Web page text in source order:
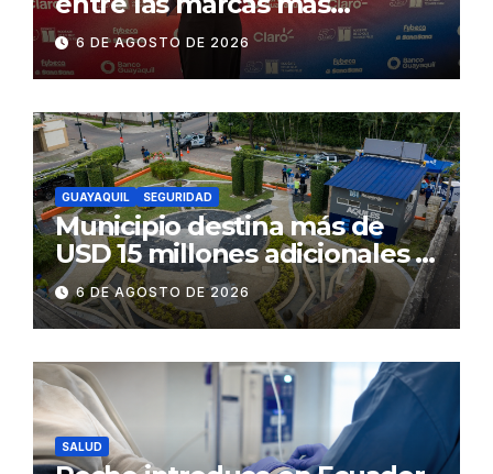
influyentes del Ecuador
6 DE AGOSTO DE 2026
GUAYAQUIL SEGURIDAD
Municipio destina más de
USD 15 millones adicionales a
SEGURA EP para fortalecer la
seguridad ciudadana
6 DE AGOSTO DE 2026
SALUD